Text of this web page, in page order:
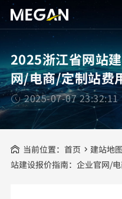
2025浙江省网站
网/电商/定制站费
2025-07-07 23:32:11
当前位置： 首页 建站地图
站建设报价指南：企业官网/